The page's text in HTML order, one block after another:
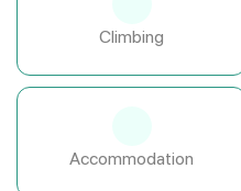
Climbing
Accommodation